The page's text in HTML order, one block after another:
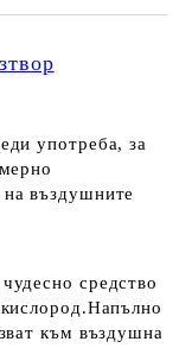
употреба, за
въздушните
средство
към въздушна